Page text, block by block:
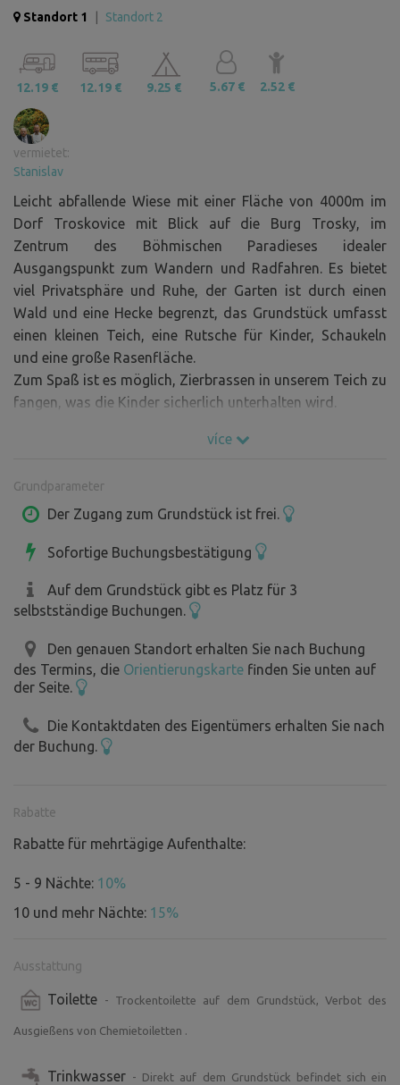
Standort 1 Standort 2
12.19 € 12.19 € 9.25 € 5.67 € 2.52 €
vermietet:
Stanislav
Leicht abfallende Wiese mit einer Fläche von 4000m im
Dorf Troskovice mit Blick auf die Burg Trosky, im
Zentrum des Böhmischen Paradieses idealer
Ausgangspunkt zum Wandern und Radfahren. Es bietet
viel Privatsphäre und Ruhe, der Garten ist durch einen
Wald und eine Hecke begrenzt, das Grundstück umfasst
einen kleinen Teich, eine Rutsche für Kinder, Schaukeln
und eine große Rasenfläche.
Zum Spaß ist es möglich, Zierbrassen in unserem Teich zu
fangen, was die Kinder sicherlich unterhalten wird.
und Solardusche, Wasser aus der städtischen
Wasserversorgung.
více
Grundparameter
Der Zugang zum Grundstück ist frei.
Sofortige Buchungsbestätigung
Auf dem Grundstück gibt es Platz für 3
selbstständige Buchungen.
Den genauen Standort erhalten Sie nach Buchung
des Termins, die Orientierungskarte finden Sie unten auf
der Seite.
Die Kontaktdaten des Eigentümers erhalten Sie nach
der Buchung.
Rabatte
Rabatte für mehrtägige Aufenthalte:
5 - 9 Nächte: 10%
10 und mehr Nächte: 15%
Ausstattung
Toilette - Trockentoilette auf dem Grundstück, Verbot des
Ausgießens von Chemietoiletten .
Trinkwasser - Direkt auf dem Grundstück befindet sich ein